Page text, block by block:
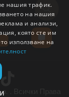
. Всички Права
нашия трафик.
на нашия
и анализи,
която сте им
използване на